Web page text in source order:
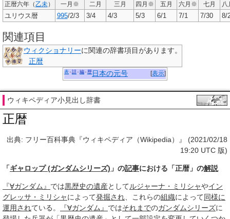
正暦六年（乙未） 一月※ 二月 三月 四月※ 五月 六月※ 七月
ユリウス暦 995/2/3 3/4 4/3 5/3 6/1 7/1 7/30 8/
関連項目
ウィクショナリーに関連の辞書項目があります。
正暦
[表示]
表 話 編 歴 日本の元号
ウィキペディア小見出し辞書
正暦
出典: フリー百科事典『ウィキペディア（Wikipedia）』 (2021/02/18
19:20 UTC 版)
「ギャロップ (ガンダムシリーズ) 」の記事における「正暦」の解説
『∀ガンダム』 では黒歴史の遺産としてルジャーナ・ミリシャやイン
グレッサ・ミリシャによって発掘され 、これらの組織によって同様に
運用されている。 『∀ガンダム』 ではそれまでのガンダムシリーズに